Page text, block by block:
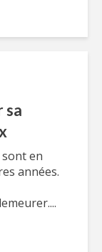
sa
en
années.